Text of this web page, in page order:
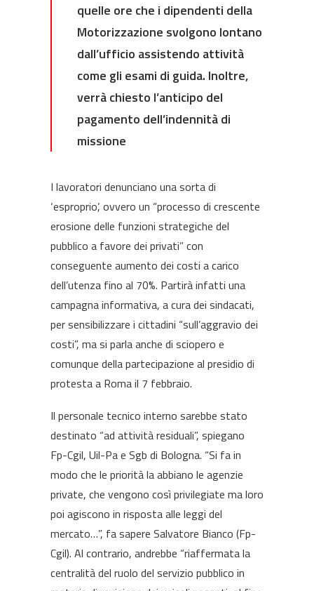
quelle ore che i dipendenti della
Motorizzazione svolgono lontano
dall’ufficio assistendo attività
come gli esami di guida. Inoltre,
verrà chiesto l’anticipo del
pagamento dell’indennità di
missione
I lavoratori denunciano una sorta di
‘esproprio’, ovvero un “processo di crescente
erosione delle funzioni strategiche del
pubblico a favore dei privati” con
conseguente aumento dei costi a carico
dell’utenza fino al 70%. Partirà infatti una
campagna informativa, a cura dei sindacati,
per sensibilizzare i cittadini “sull’aggravio dei
costi”, ma si parla anche di sciopero e
comunque della partecipazione al presidio di
protesta a Roma il 7 febbraio.
Il personale tecnico interno sarebbe stato
destinato “ad attività residuali”, spiegano
Fp-Cgil, Uil-Pa e Sgb di Bologna. “Si fa in
modo che le priorità la abbiano le agenzie
private, che vengono così privilegiate ma loro
poi agiscono in risposta alle leggi del
mercato…”, fa sapere Salvatore Bianco (Fp-
Cgil). Al contrario, andrebbe “riaffermata la
centralità del ruolo del servizio pubblico in